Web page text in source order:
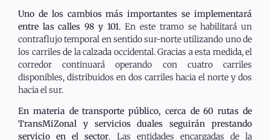
Uno de los cambios más importantes se implementará
entre las calles 98 y 101. En este tramo se habilitará un
contraflujo temporal en sentido sur-norte utilizando uno de
los carriles de la calzada occidental. Gracias a esta medida, el
corredor continuará operando con cuatro carriles
disponibles, distribuidos en dos carriles hacia el norte y dos
hacia el sur.
En materia de transporte público, cerca de 60 rutas de
TransMiZonal y servicios duales seguirán prestando
servicio en el sector. Las entidades encargadas de la